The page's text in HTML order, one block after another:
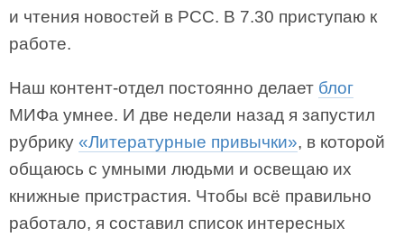
и чтения новостей в РСС. В 7.30 приступаю к
работе.
Наш контент-отдел постоянно делает блог
МИФа умнее. И две недели назад я запустил
рубрику «Литературные привычки», в которой
общаюсь с умными людьми и освещаю их
книжные пристрастия. Чтобы всё правильно
работало, я составил список интересных